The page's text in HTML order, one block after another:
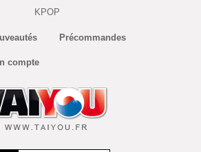
KPOP
Précommandes
compte